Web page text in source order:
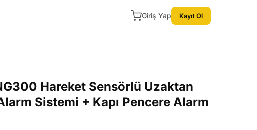
Giriş Yap Kayıt Ol
Hareket Sensörlü Uzaktan
Sistemi + Kapı Pencere Alarm